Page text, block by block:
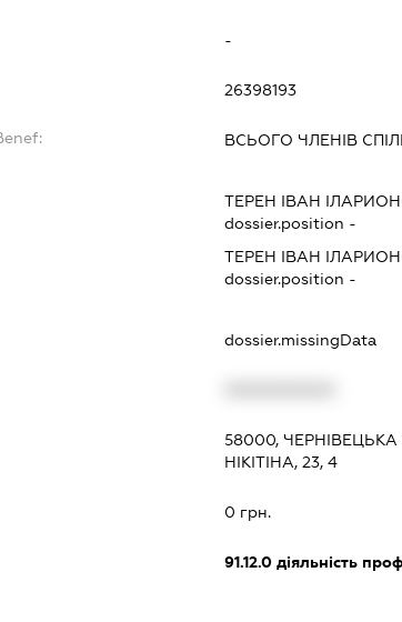
-
26398193
ВСЬОГО ЧЛЕНІВ
ТЕРЕН ІВАН
dossier.position -
ТЕРЕН ІВАН
dossier.position -
dossier.missingData
58000,
НІКІТІНА, 23, 4
0 грн.
91.12.0 діяльність